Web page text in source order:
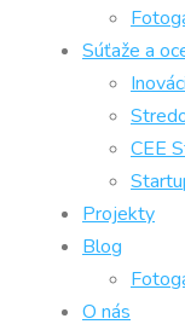
Súťaže a
CEE
Projekty
Blog
O nás